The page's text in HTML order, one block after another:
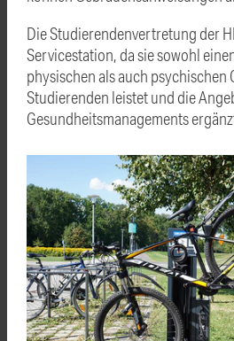
Die Studierendenvertretung der
Servicestation, da sie sowohl
physischen als auch psychischen
Studierenden leistet und die
Gesundheitsmanagements